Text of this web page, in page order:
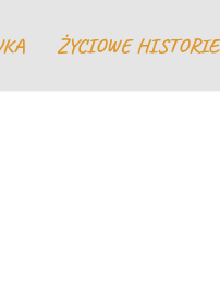
ŻYCIOWE HISTORIE